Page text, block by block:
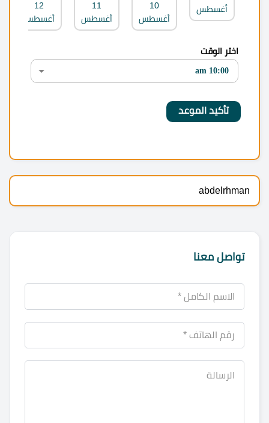
أغسطس
10
أغسطس
11
أغسطس
12
أغسطس
اختر الوقت
abdelrhman
تواصل معنا